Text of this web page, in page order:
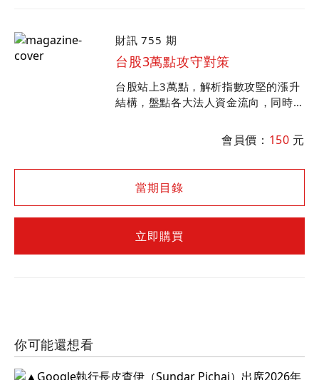
財訊 755 期
台股3萬點攻守對策
台股站上3萬點，解析指數攻堅的漲升
結構，盤點各大法人資金流向，同時擬
會員價： 150 元
當期目錄
立即購買
你可能還想看